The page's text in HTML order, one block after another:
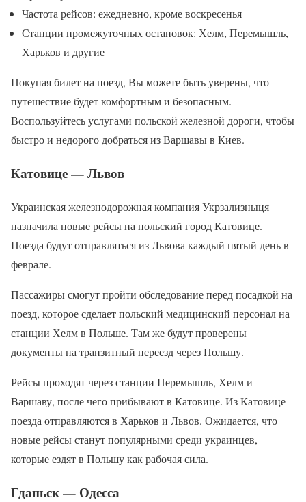
Частота рейсов: ежедневно, кроме воскресенья
Станции промежуточных остановок: Хелм, Перемышль,
Харьков и другие
Покупая билет на поезд, Вы можете быть уверены, что
путешествие будет комфортным и безопасным.
Воспользуйтесь услугами польской железной дороги, чтобы
быстро и недорого добраться из Варшавы в Киев.
Катовице — Львов
Украинская железнодорожная компания Укрзализныця
назначила новые рейсы на польский город Катовице.
Поезда будут отправляться из Львова каждый пятый день в
феврале.
Пассажиры смогут пройти обследование перед посадкой на
поезд, которое сделает польский медицинский персонал на
станции Хелм в Польше. Там же будут проверены
документы на транзитный переезд через Польшу.
Рейсы проходят через станции Перемышль, Хелм и
Варшаву, после чего прибывают в Катовице. Из Катовице
поезда отправляются в Харьков и Львов. Ожидается, что
новые рейсы станут популярными среди украинцев,
которые ездят в Польшу как рабочая сила.
Гданьск — Одесса